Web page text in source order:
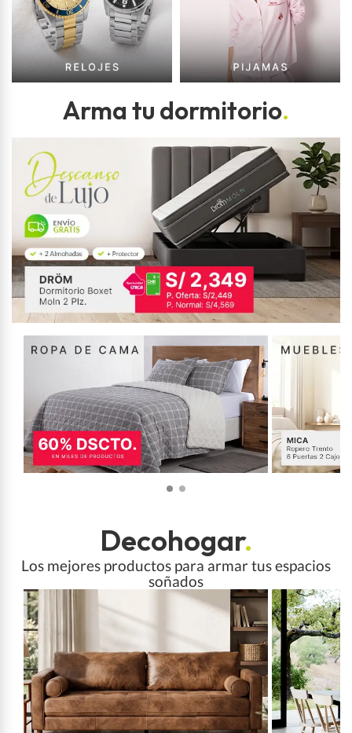
Arma tu dormitorio.
Decohogar.
Los mejores productos para armar tus espacios
soñados